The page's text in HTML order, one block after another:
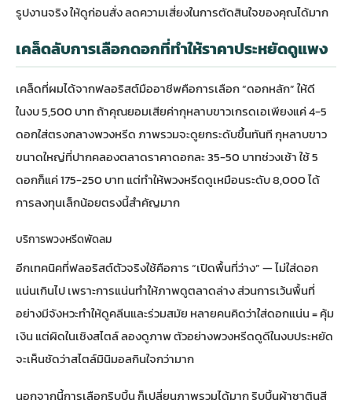
รูปงานจริงให้ดูก่อนสั่ง ลดความเสี่ยงในการตัดสินใจของคุณได้มาก
เคล็ดลับการเลือกดอกที่ทำให้ราคาประหยัดดูแพง
เคล็ดที่ผมได้จากฟลอริสต์มืออาชีพคือการเลือก “ดอกหลัก” ให้ดี
ในงบ 5,500 บาท ถ้าคุณยอมเสียค่ากุหลาบขาวเกรดเอเพียงแค่ 4-5
ดอกใส่ตรงกลางพวงหรีด ภาพรวมจะดูยกระดับขึ้นทันที กุหลาบขาว
ขนาดใหญ่ที่ปากคลองตลาดราคาดอกละ 35-50 บาทช่วงเช้า ใช้ 5
ดอกก็แค่ 175-250 บาท แต่ทำให้พวงหรีดดูเหมือนระดับ 8,000 ได้
การลงทุนเล็กน้อยตรงนี้สำคัญมาก
บริการพวงหรีดพัดลม
อีกเทคนิคที่ฟลอริสต์ตัวจริงใช้คือการ “เปิดพื้นที่ว่าง” — ไม่ใส่ดอก
แน่นเกินไป เพราะการแน่นทำให้ภาพดูตลาดล่าง ส่วนการเว้นพื้นที่
อย่างมีจังหวะทำให้ดูคลีนและร่วมสมัย หลายคนคิดว่าใส่ดอกแน่น = คุ้ม
เงิน แต่ผิดในเชิงสไตล์ ลองดูภาพตัวอย่างพวงหรีดดูดีในงบประหยัด
จะเห็นชัดว่าสไตล์มินิมอลกินใจกว่ามาก
นอกจากนี้การเลือกริบบิ้น ก็เปลี่ยนภาพรวมได้มาก ริบบิ้นผ้าซาตินสี